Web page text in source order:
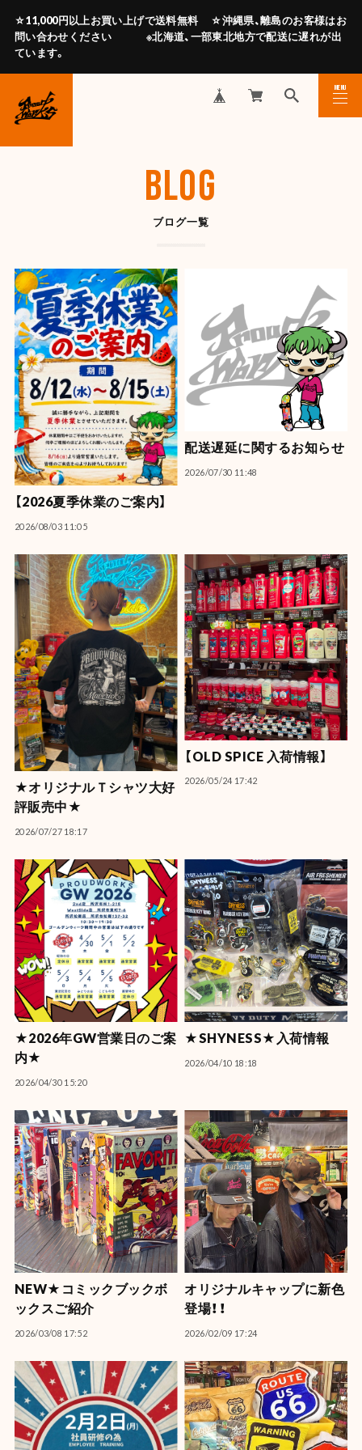
☆11,000円以上お買い上げで送料無料 ☆沖縄県、離島のお客様はお
問い合わせください ※北海道、一部東北地方で配送に遅れが出
ています。
MENU
CLOSE
BLOG
ブログ一覧
【2026夏季休業のご案内】
2026/08/03 11:05
配送遅延に関するお知らせ
2026/07/30 11:48
★オリジナルＴシャツ大好
評販売中★
2026/07/27 18:17
【OLD SPICE 入荷情報】
2026/05/24 17:42
★2026年GW営業日のご案
内★
2026/04/30 15:20
★SHYNESS★入荷情報
2026/04/10 18:18
NEW★コミックブックボ
ックスご紹介
2026/03/08 17:52
オリジナルキャップに新色
登場！！
2026/02/09 17:24